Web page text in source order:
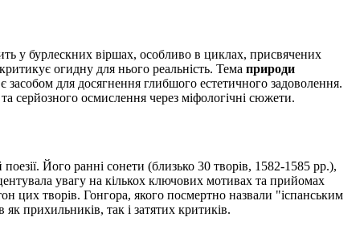
у бурлескних віршах, особливо в циклах, присвячених
огидну для нього реальність. Тема природи
для досягнення глибшого естетичного задоволення.
серйозного осмислення через міфологічні сюжети.
Його ранні сонети (близько 30 творів, 1582-1585 рр.),
увагу на кількох ключових мотивах та прийомах
цих творів. Гонгора, якого посмертно назвали "іспанським
прихильників, так і затятих критиків.